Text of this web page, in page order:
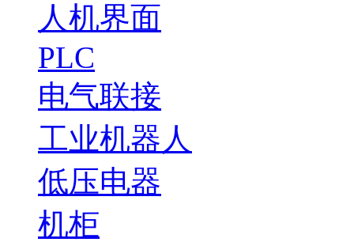
人机界面
PLC
电气联接
工业机器人
低压电器
机柜